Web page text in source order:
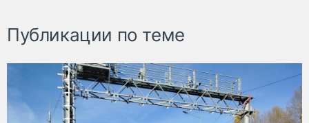
Публикации по теме